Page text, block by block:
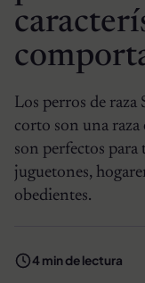
Los perros de
corto son una raza
son perfectos para
juguetones,
obedientes.
4 min de lectura